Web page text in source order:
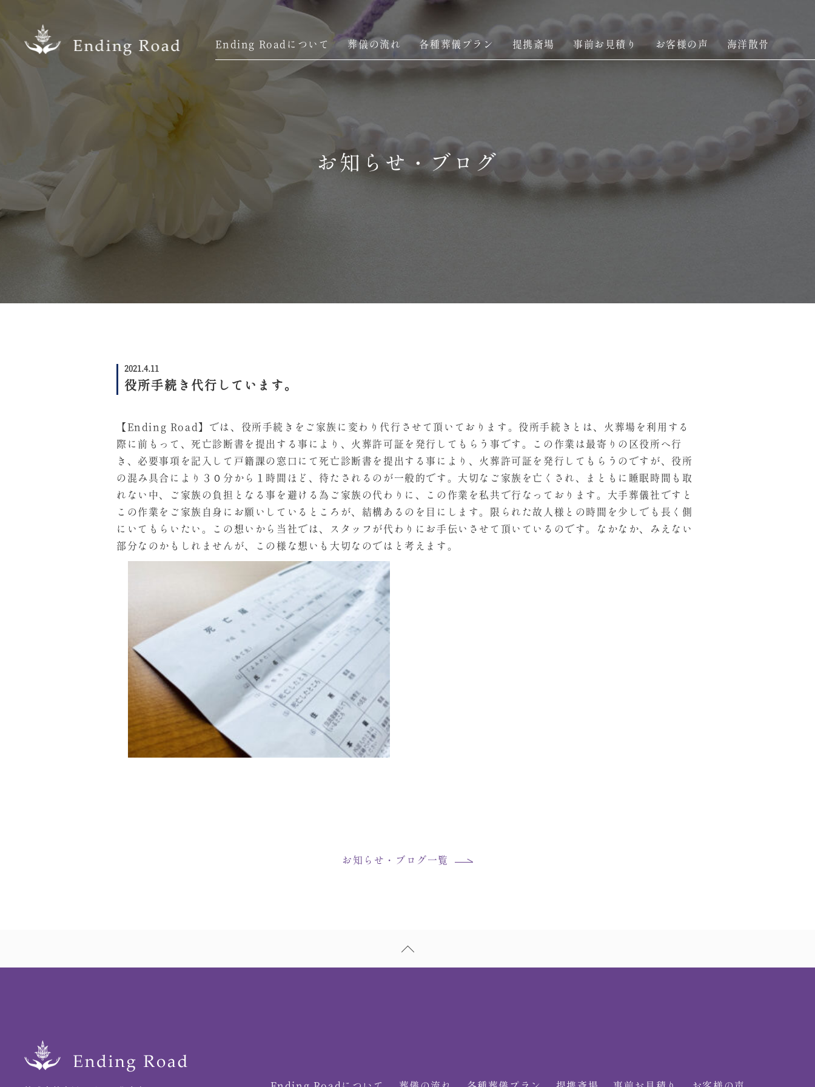
Ending Roadについて 葬儀の流れ 各種葬儀プラン 提携斎場 事前お見積り お客様の声 海洋散骨
お知らせ・ブログ
2021.4.11
役所手続き代行しています。
【Ending Road】では、役所手続きをご家族に変わり代行させて頂いております。役所手続きとは、火葬場を利用する
際に前もって、死亡診断書を提出する事により、火葬許可証を発行してもらう事です。この作業は最寄りの区役所へ行
き、必要事項を記入して戸籍課の窓口にて死亡診断書を提出する事により、火葬許可証を発行してもらうのですが、役所
の混み具合により３０分から１時間ほど、待たされるのが一般的です。大切なご家族を亡くされ、まともに睡眠時間も取
れない中、ご家族の負担となる事を避ける為ご家族の代わりに、この作業を私共で行なっております。大手葬儀社ですと
この作業をご家族自身にお願いしているところが、結構あるのを目にします。限られた故人様との時間を少しでも長く側
にいてもらいたい。この想いから当社では、スタッフが代わりにお手伝いさせて頂いているのです。なかなか、みえない
部分なのかもしれませんが、この様な想いも大切なのではと考えます。
お知らせ・ブログ一覧